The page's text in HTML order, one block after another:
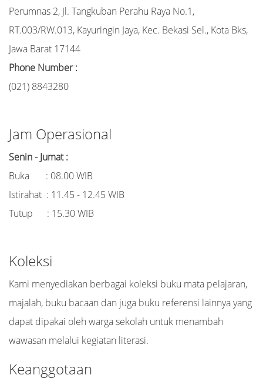
Perumnas 2, Jl. Tangkuban Perahu Raya No.1,
RT.003/RW.013, Kayuringin Jaya, Kec. Bekasi Sel., Kota Bks,
Jawa Barat 17144
Phone Number :
(021) 8843280
Jam Operasional
Senin - Jumat :
Buka : 08.00 WIB
Istirahat : 11.45 - 12.45 WIB
Tutup : 15.30 WIB
Koleksi
Kami menyediakan berbagai koleksi buku mata pelajaran,
majalah, buku bacaan dan juga buku referensi lainnya yang
dapat dipakai oleh warga sekolah untuk menambah
wawasan melalui kegiatan literasi.
Keanggotaan